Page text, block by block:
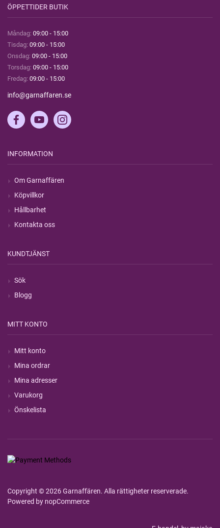
ÖPPETTIDER BUTIK
Måndag: 09:00 - 15:00
Tisdag: 09:00 - 15:00
Onsdag: 09:00 - 15:00
Torsdag: 09:00 - 15:00
Fredag: 09:00 - 15:00
info@garnaffaren.se
INFORMATION
Om Garnaffären
Köpvillkor
Hållbarhet
Kontakta oss
KUNDTJÄNST
Sök
Blogg
MITT KONTO
Mitt konto
Mina ordrar
Mina adresser
Varukorg
Önskelista
Copyright © 2026 Garnaffären. Alla rättigheter reserverade.
Powered by nopCommerce